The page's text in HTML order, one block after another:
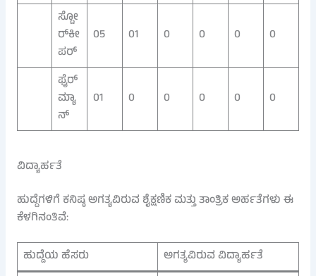
ಸ್ಟೋ
ರ್‌ಕೀ
ಪರ್
05 01 0 0 0 0
ಫೈರ್‌
ಮ್ಯಾ
ನ್
01 0 0 0 0 0
ವಿದ್ಯಾರ್ಹತೆ
ಹುದ್ದೆಗಳಿಗೆ ಕನಿಷ್ಠ ಅಗತ್ಯವಿರುವ ಶೈಕ್ಷಣಿಕ ಮತ್ತು ತಾಂತ್ರಿಕ ಅರ್ಹತೆಗಳು ಈ
ಕೆಳಗಿನಂತಿವೆ:
ಹುದ್ದೆಯ ಹೆಸರು ಅಗತ್ಯವಿರುವ ವಿದ್ಯಾರ್ಹತೆ